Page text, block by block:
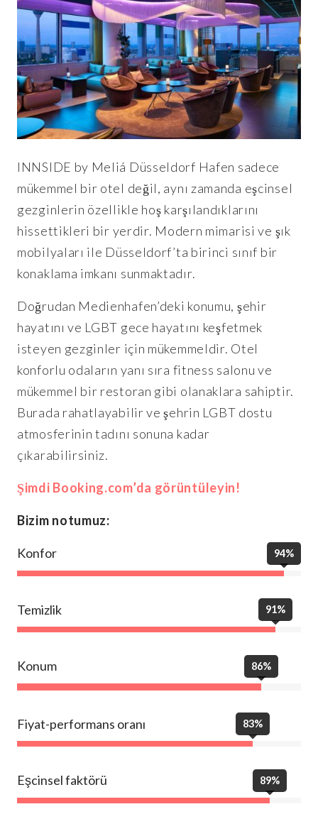
INNSIDE by Meliá Düsseldorf Hafen sadece
mükemmel bir otel değil, aynı zamanda eşcinsel
gezginlerin özellikle hoş karşılandıklarını
hissettikleri bir yerdir. Modern mimarisi ve şık
mobilyaları ile Düsseldorf’ta birinci sınıf bir
konaklama imkanı sunmaktadır.
Doğrudan Medienhafen’deki konumu, şehir
hayatını ve LGBT gece hayatını keşfetmek
isteyen gezginler için mükemmeldir. Otel
konforlu odaların yanı sıra fitness salonu ve
mükemmel bir restoran gibi olanaklara sahiptir.
Burada rahatlayabilir ve şehrin LGBT dostu
atmosferinin tadını sonuna kadar
çıkarabilirsiniz.
Şimdi Booking.com’da görüntüleyin!
Bizim notumuz:
Konfor 94%
Temizlik 91%
Konum 86%
Fiyat-performans oranı 83%
Eşcinsel faktörü 89%